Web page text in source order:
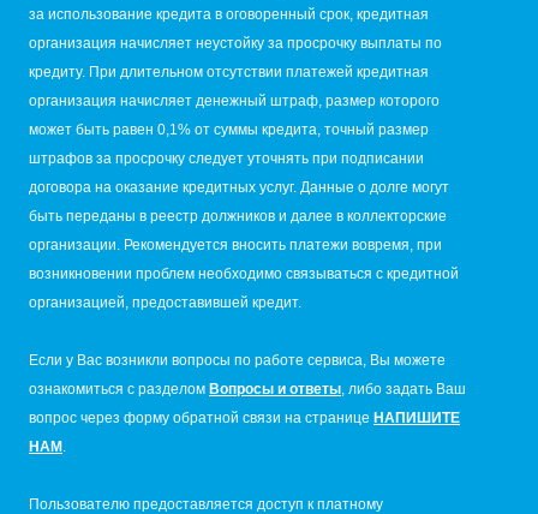
за использование кредита в оговоренный срок, кредитная
организация начисляет неустойку за просрочку выплаты по
кредиту. При длительном отсутствии платежей кредитная
организация начисляет денежный штраф, размер которого
может быть равен 0,1% от суммы кредита, точный размер
штрафов за просрочку следует уточнять при подписании
договора на оказание кредитных услуг. Данные о долге могут
быть переданы в реестр должников и далее в коллекторские
организации. Рекомендуется вносить платежи вовремя, при
возникновении проблем необходимо связываться с кредитной
организацией, предоставившей кредит.
Если у Вас возникли вопросы по работе сервиса, Вы можете
ознакомиться с разделом Вопросы и ответы , либо задать Ваш
вопрос через форму обратной связи на странице НАПИШИТЕ
НАМ
Пользователю предоставляется доступ к платному